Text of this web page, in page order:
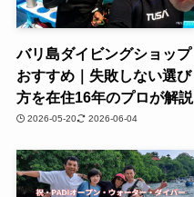
バリ島ダイビングショップ
おすすめ｜失敗しない選び
方を在住16年のプロが解説
2026-05-20 2026-06-04